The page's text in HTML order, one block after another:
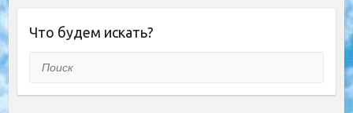
Что будем искать?
Поиск